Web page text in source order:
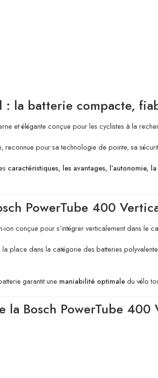
: la batterie compacte,
et élégante conçue pour les cyclistes à la
pour sa technologie de pointe, sa
caractéristiques, les avantages, l’autonomie,
PowerTube 400
ion conçue pour s’intégrer verticalement dans le
place dans la catégorie des batteries
garantit une maniabilité optimaledu vélo
Bosch PowerTube 400